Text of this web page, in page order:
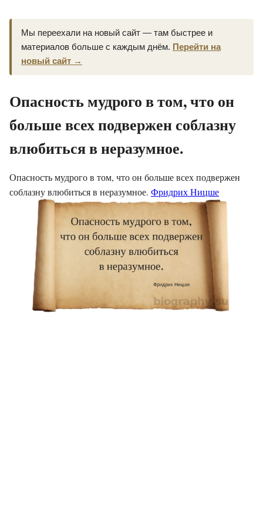
Мы переехали на новый сайт — там быстрее и
материалов больше с каждым днём. Перейти на
новый сайт →
Опасность мудрого в том, что он
больше всех подвержен соблазну
влюбиться в неразумное.
Опасность мудрого в том, что он больше всех подвержен
соблазну влюбиться в неразумное. Фридрих Ницше